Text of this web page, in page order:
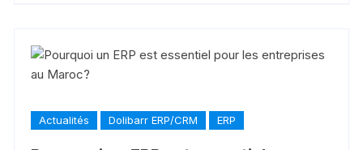
Actualités Dolibarr ERP/CRM ERP